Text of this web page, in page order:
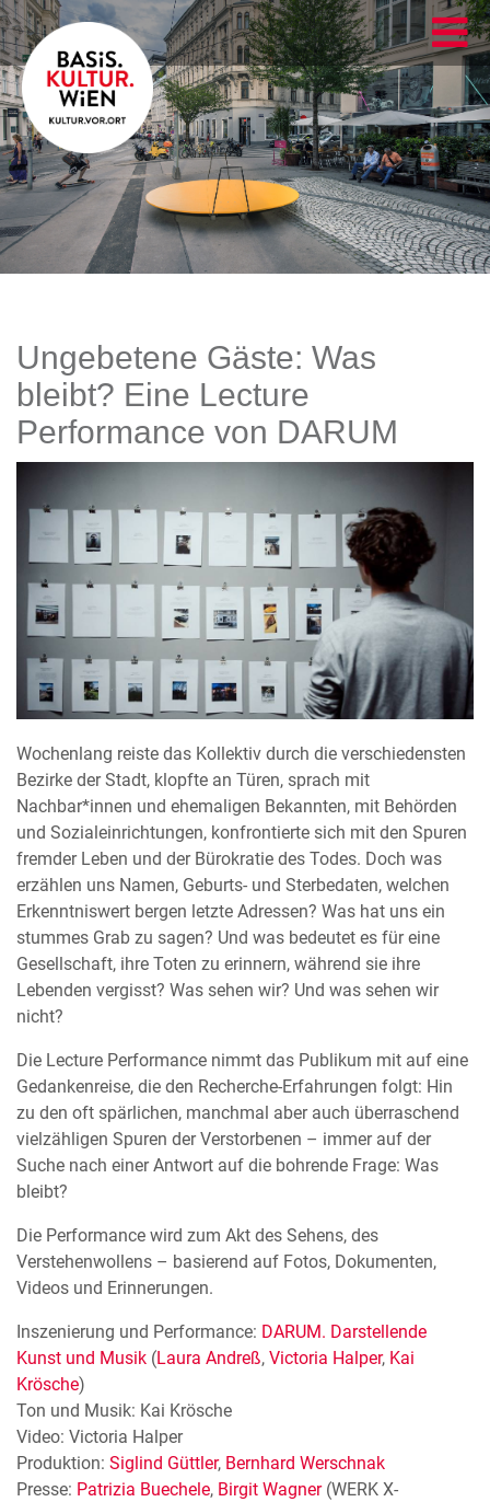
Ungebetene Gäste: Was
bleibt? Eine Lecture
Performance von DARUM
Wochenlang reiste das Kollektiv durch die verschiedensten
Bezirke der Stadt, klopfte an Türen, sprach mit
Nachbar*innen und ehemaligen Bekannten, mit Behörden
und Sozialeinrichtungen, konfrontierte sich mit den Spuren
fremder Leben und der Bürokratie des Todes. Doch was
erzählen uns Namen, Geburts- und Sterbedaten, welchen
Erkenntniswert bergen letzte Adressen? Was hat uns ein
stummes Grab zu sagen? Und was bedeutet es für eine
Gesellschaft, ihre Toten zu erinnern, während sie ihre
Lebenden vergisst? Was sehen wir? Und was sehen wir
nicht?
Die Lecture Performance nimmt das Publikum mit auf eine
Gedankenreise, die den Recherche-Erfahrungen folgt: Hin
zu den oft spärlichen, manchmal aber auch überraschend
vielzähligen Spuren der Verstorbenen – immer auf der
Suche nach einer Antwort auf die bohrende Frage: Was
bleibt?
Die Performance wird zum Akt des Sehens, des
Verstehenwollens – basierend auf Fotos, Dokumenten,
Videos und Erinnerungen.
Inszenierung und Performance: DARUM. Darstellende
Kunst und Musik (Laura Andreß, Victoria Halper, Kai
Krösche)
Ton und Musik: Kai Krösche
Video: Victoria Halper
Produktion: Siglind Güttler, Bernhard Werschnak
Presse: Patrizia Buechele, Birgit Wagner(WERK X-